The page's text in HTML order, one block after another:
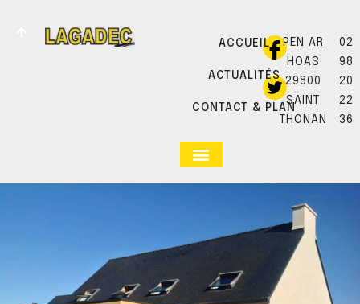
ACCUEIL
ACTUALITÉS
CONTACT & PLAN
PEN AR
HOAS
29800
SAINT
THONAN
02
98
20
22
36